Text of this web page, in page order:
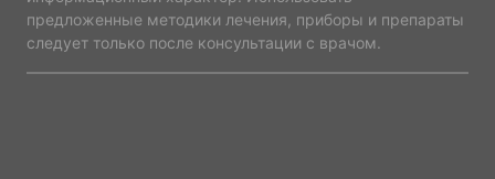
предложенные методики лечения, приборы и препараты
следует только после консультации с врачом.